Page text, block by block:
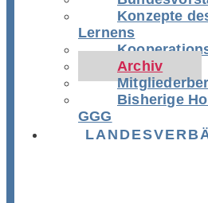
Konzepte
Lernens
Archiv
Bisherige
GGG